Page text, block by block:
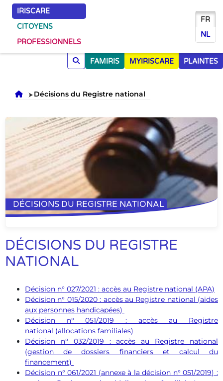
IRISCARE
CITOYENS
PROFESSIONNELS
FR
NL
FAMIRIS MYIRISCARE PLAINTES
AccueilDécisions du Registre national
DÉCISIONS DU REGISTRE NATIONAL
DÉCISIONS DU REGISTRE
NATIONAL
Décision n° 027/2021 : accès au Registre national (APA)
Décision n° 015/2020 : accès au Registre national (aides
aux personnes handicapées)
Décision n° 051/2019 : accès au Registre
national (allocations familiales)
Décision n° 032/2019 : accès au Registre national
(gestion de dossiers financiers et calcul du
financement)
Décision n° 061/2021 (annexe à la décision n° 051/2019) :